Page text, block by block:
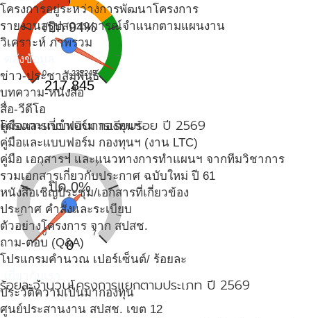
โครงการอยู่ระหว่างการพัฒนาโครงการ
รายงานสรุปสถานการณ์จำแนกตามแผนงาน
วิเคราะห์ ภาพรวม
คลังข้อมูล
ข่าว-ประชาสัมพันธ์
บทความ-หนังสือ
สื่อ-วีดีโอ
คู่มือและแบบฟอร์ม กองทุนฯ
คู่มือและแบบฟอร์ม กองทุนฯ (งาน LTC)
คู่มือ เอกสารฯ และแนวทางการทำแผนฯ จากทีมวิชาการ
รวมเอกสารเกี่ยวกับประกาศ ฉบับใหม่ ปี 61
หนังสือเชิญประชุม/เอกสารที่เกี่ยวข้อง
ประกาศ คำสั่งและระเบียบ
ตัวอย่างโครงการ จาก สปสช.
ถาม-ตอบ (Q&A)
โปรแกรมคำนวณ เปอร์เซ็นต์/ ร้อยละ
ประวัติความเป็นมากองทุน
ศูนย์ประสานงาน สปสช. เขต 12
เบิก 94%
0 232245
217,845
โครงการที่ดำเนินการเรียบร้อย ปี 2569
ปิด 0%
0 7
0
ร้อยละจำนวนโครงการแยกตามประเภท ปี 2569